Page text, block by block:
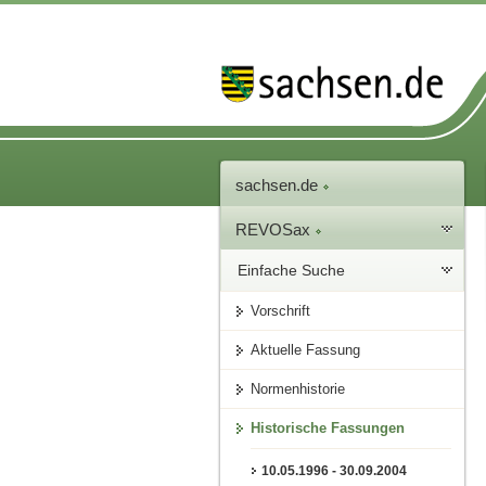
sachsen.de
REVOSax
Einfache Suche
Vorschrift
Aktuelle Fassung
Normenhistorie
Historische Fassungen
10.05.1996 - 30.09.2004